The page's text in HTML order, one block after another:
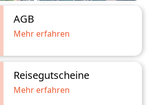
AGB
Mehr erfahren
Reisegutscheine
Mehr erfahren